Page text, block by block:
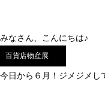
百貨店物産展
みなさん、こんにちは♪
今日から６月！ジメジメし